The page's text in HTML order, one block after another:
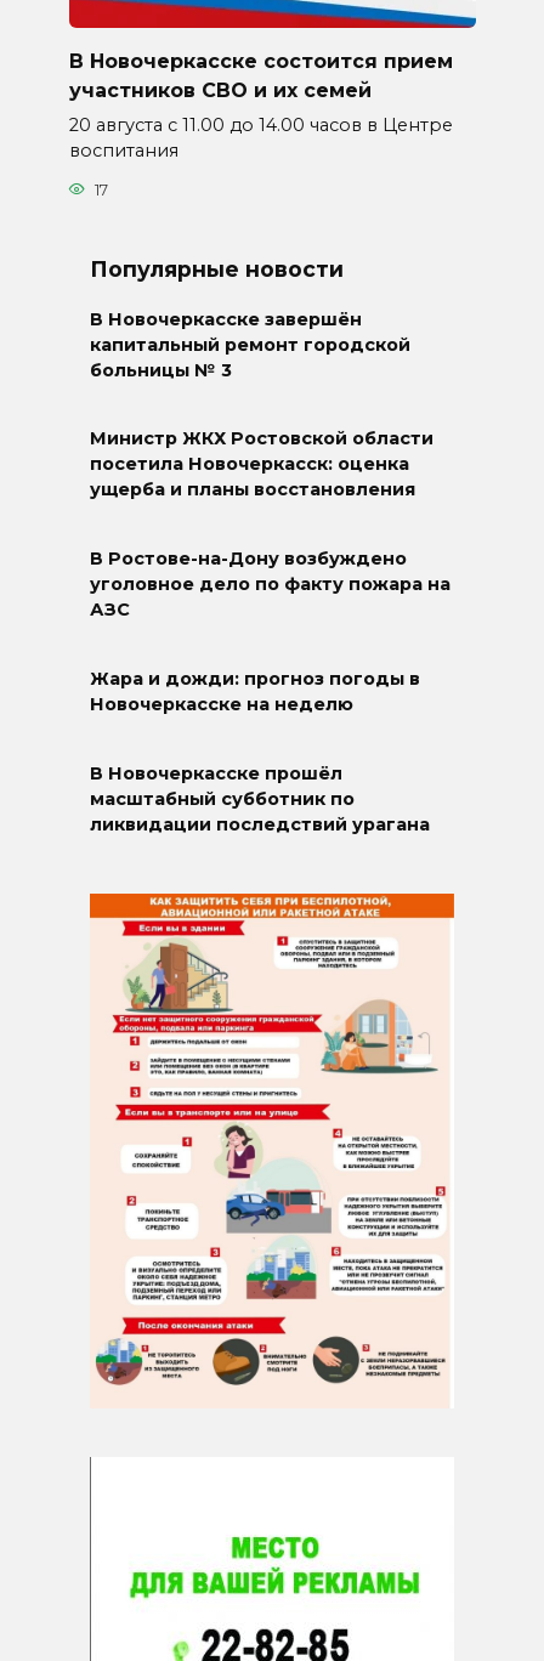
В Новочеркасске состоится прием
участников СВО и их семей
20 августа с 11.00 до 14.00 часов в Центре
воспитания
17
Популярные новости
В Новочеркасске завершён
капитальный ремонт городской
больницы № 3
Министр ЖКХ Ростовской области
посетила Новочеркасск: оценка
ущерба и планы восстановления
В Ростове-на-Дону возбуждено
уголовное дело по факту пожара на
АЗС
Жара и дожди: прогноз погоды в
Новочеркасске на неделю
В Новочеркасске прошёл
масштабный субботник по
ликвидации последствий урагана